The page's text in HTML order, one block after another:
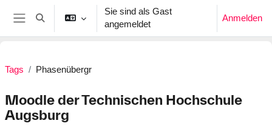
Zum Hauptinhalt
Website-Übersicht
Sucheingabe umschalten
Sie sind als Gast
angemeldet
Anmelden
Tags Phasenübergr
Moodle der Technischen Hochschule
Augsburg